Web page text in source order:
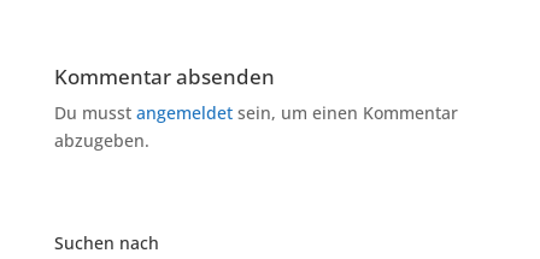
Kommentar absenden
Du musst angemeldetsein, um einen Kommentar
abzugeben.
Suchen nach